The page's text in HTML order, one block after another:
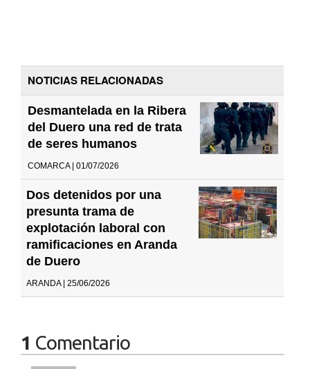
NOTICIAS RELACIONADAS
Desmantelada en la Ribera
del Duero una red de trata
de seres humanos
COMARCA | 01/07/2026
Dos detenidos por una
presunta trama de
explotación laboral con
ramificaciones en Aranda
de Duero
ARANDA | 25/06/2026
1 Comentario